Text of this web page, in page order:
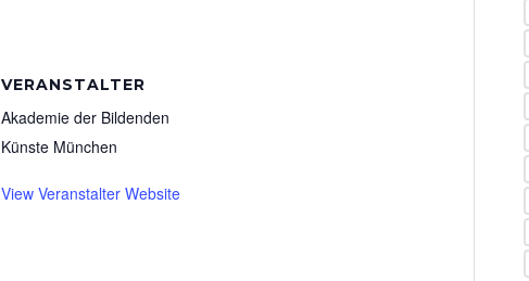
VERANSTALTER
Akademie der Bildenden
Künste München
View Veranstalter Website